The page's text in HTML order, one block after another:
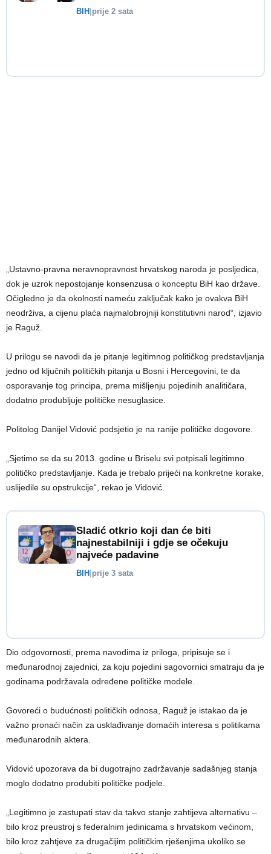
BIH prije 2 sata
„Ustavno-pravna neravnopravnost hrvatskog naroda je posljedica,
dok je uzrok nepostojanje konsenzusa o konceptu BiH kao države.
Očigledno je da okolnosti nameću zaključak kako je ovakva BiH
neodrživa, a cijenu plaća najmalobrojniji konstitutivni narod“, izjavio
je Raguž.
U prilogu se navodi da je pitanje legitimnog političkog predstavljanja
jedno od ključnih političkih pitanja u Bosni i Hercegovini, te da
osporavanje tog principa, prema mišljenju pojedinih analitičara,
dodatno produbljuje političke nesuglasice.
Politolog Danijel Vidović podsjetio je na ranije političke dogovore.
„Sjetimo se da su 2013. godine u Briselu svi potpisali legitimno
političko predstavljanje. Kada je trebalo prijeći na konkretne korake,
uslijedile su opstrukcije“, rekao je Vidović.
Sladić otkrio koji dan će biti
najnestabilniji i gdje se očekuju
najveće padavine
BIH prije 3 sata
Dio odgovornosti, prema navodima iz priloga, pripisuje se i
međunarodnoj zajednici, za koju pojedini sagovornici smatraju da je
godinama podržavala određene političke modele.
Govoreći o budućnosti političkih odnosa, Raguž je istakao da je
važno pronaći način za usklađivanje domaćih interesa s politikama
međunarodnih aktera.
Vidović upozorava da bi dugotrajno zadržavanje sadašnjeg stanja
moglo dodatno produbiti političke podjele.
„Legitimno je zastupati stav da takvo stanje zahtijeva alternativu –
bilo kroz preustroj s federalnim jedinicama s hrvatskom većinom,
bilo kroz zahtjeve za drugačijim političkim rješenjima ukoliko se